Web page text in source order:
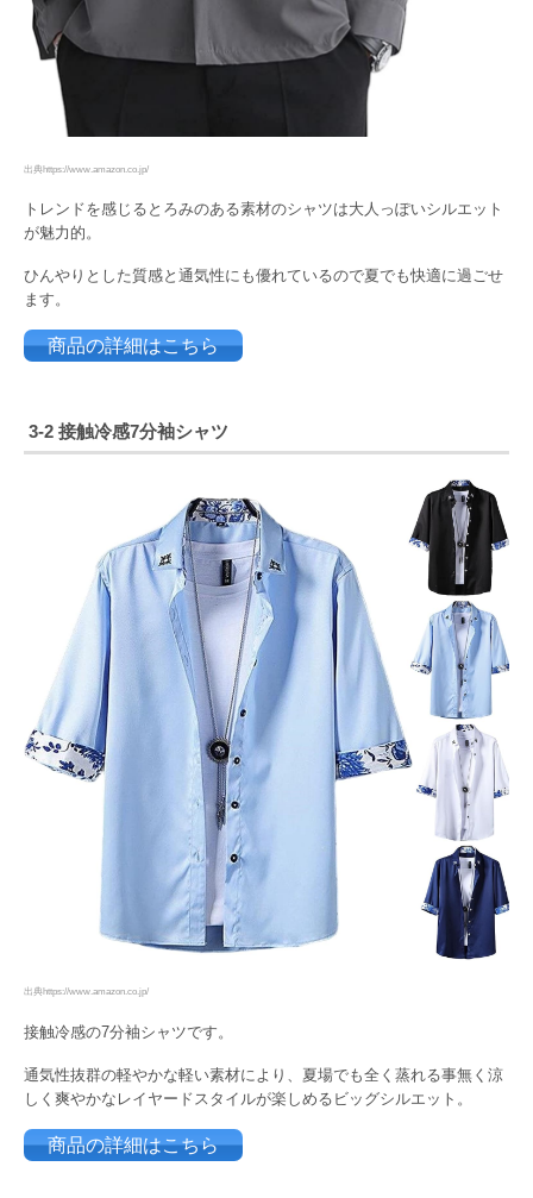
出典https://www.amazon.co.jp/
トレンドを感じるとろみのある素材のシャツは大人っぽいシルエット
が魅力的。
ひんやりとした質感と通気性にも優れているので夏でも快適に過ごせ
ます。
商品の詳細はこちら
3-2 接触冷感7分袖シャツ
出典https://www.amazon.co.jp/
接触冷感の7分袖シャツです。
通気性抜群の軽やかな軽い素材により、夏場でも全く蒸れる事無く涼
しく爽やかなレイヤードスタイルが楽しめるビッグシルエット。
商品の詳細はこちら